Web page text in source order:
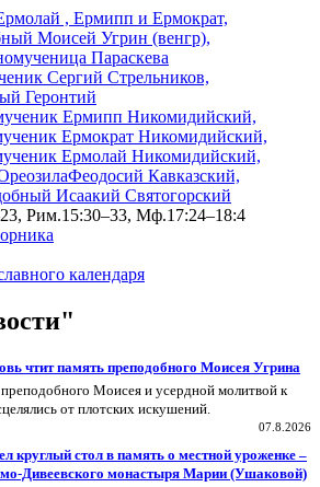
, Ермипп и Ермократ,
Моисей Угрин (венгр),
Параскева
Сергий Стрельников,
Геронтий
Ермипп Никомидийский,
Ермократ Никомидийский,
Ермолай Никомидийский,
Феодосий Кавказский,
Исаакий Святогорский
Рим.15:30–33, Мф.17:24–18:4
календаря
чтит память преподобного Моисея Угрина
Моисея и усердной молитвой к
от плотских искушений.
07.8.2026
круглый стол в память о местной уроженке –
Дивеевского монастыря Марии (Ушаковой)